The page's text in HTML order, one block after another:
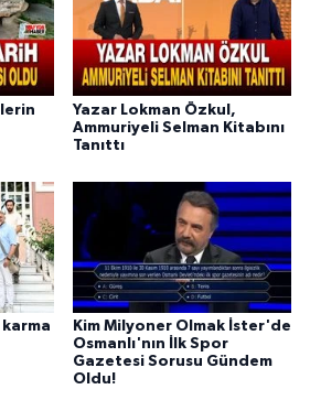
Yazar Lokman Özkul,
Ammuriyeli Selman Kitabını
Tanıttı
Kim Milyoner Olmak İster'de
Osmanlı'nın İlk Spor
Gazetesi Sorusu Gündem
Oldu!